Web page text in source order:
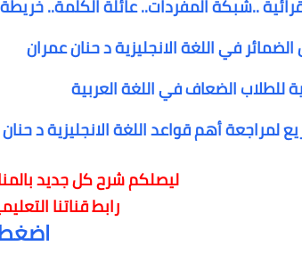
..شبكة المفردات.. عائلة الكلمة..
في اللغة الانجليزية د حنان عمران
للطلاب الضعاف في اللغة العربية
أهم قواعد اللغة الانجليزية د
ليصلكم شرح كل جديد
رابط قناتنا